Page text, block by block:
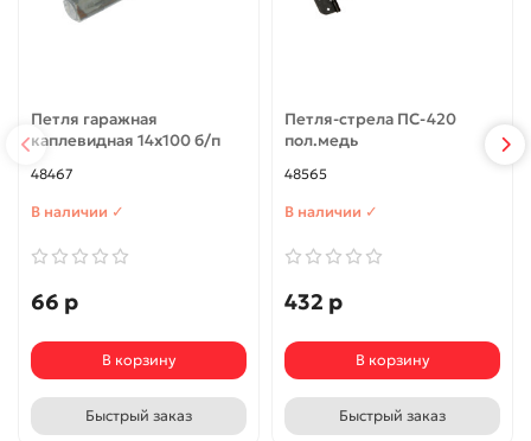
Петля гаражная
каплевидная 14x100 б/п
48467
В наличии ✓
66 р
В корзину
Быстрый заказ
Петля-стрела ПС-420
пол.медь
48565
В наличии ✓
432 р
В корзину
Быстрый заказ